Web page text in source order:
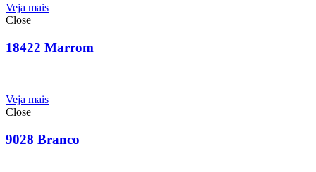
Veja mais
Close
18422 Marrom
Veja mais
Close
9028 Branco